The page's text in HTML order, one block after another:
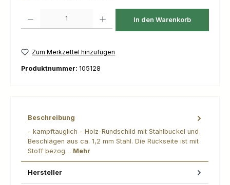
In den Warenkorb
Zum Merkzettel hinzufügen
Produktnummer: 105128
Beschreibung
- kampftauglich - Holz-Rundschild mit Stahlbuckel und
Beschlägen aus ca. 1,2 mm Stahl. Die Rückseite ist mit
Stoff bezog… Mehr
Hersteller